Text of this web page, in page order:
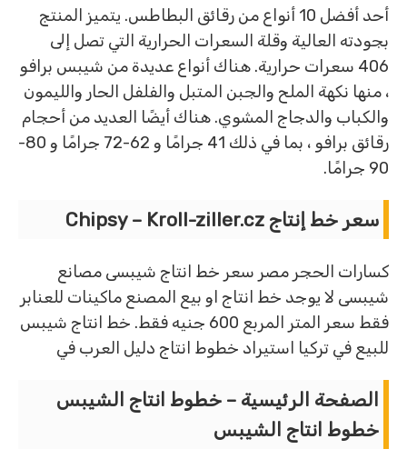
أحد أفضل 10 أنواع من رقائق البطاطس. يتميز المنتج
بجودته العالية وقلة السعرات الحرارية التي تصل إلى
406 سعرات حرارية. هناك أنواع عديدة من شيبس برافو
، منها نكهة الملح والجبن المتبل والفلفل الحار والليمون
والكباب والدجاج المشوي. هناك أيضًا العديد من أحجام
رقائق برافو ، بما في ذلك 41 جرامًا و 62-72 جرامًا و 80-
90 جرامًا.
سعر خط إنتاج Chipsy – Kroll-ziller.cz
كسارات الحجر مصر سعر خط انتاج شيبسى مصانع
شيبسى لا يوجد خط انتاج او بيع المصنع ماكينات للعنابر
فقط سعر المتر المربع 600 جنيه فقط. خط انتاج شيبس
للبيع في تركيا استيراد خطوط انتاج دليل العرب في
الصفحة الرئيسية – خطوط انتاج الشيبس
خطوط انتاج الشيبس